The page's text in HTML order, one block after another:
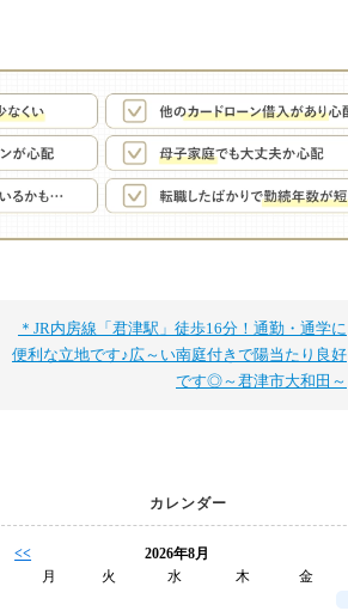
＊JR内房線「君津駅」徒歩16分！通勤・通学に
便利な立地です♪広～い南庭付きで陽当たり良好
です◎～君津市大和田～
カレンダー
<<
2026年8月
月 火 水 木 金